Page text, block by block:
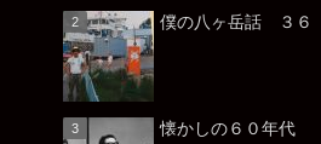
僕の八ヶ岳話 ３６
懐かしの６０年代